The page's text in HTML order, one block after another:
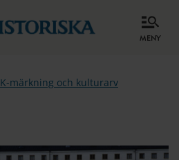
meny
K-märkning och kulturarv